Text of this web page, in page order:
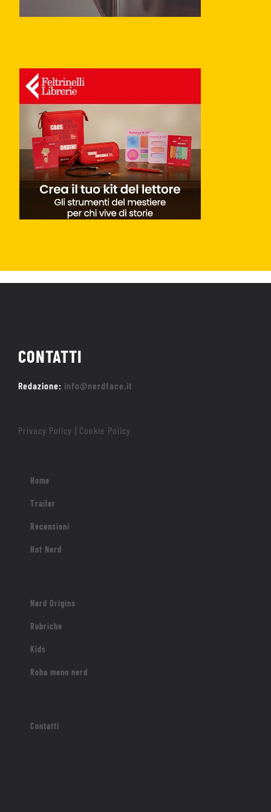
CONTATTI
Redazione: info@nerdface.it
Privacy Policy Cookie Policy
Home
Trailer
Recensioni
Hot Nerd
Nerd Origins
Rubriche
Kids
Roba meno nerd
Contatti